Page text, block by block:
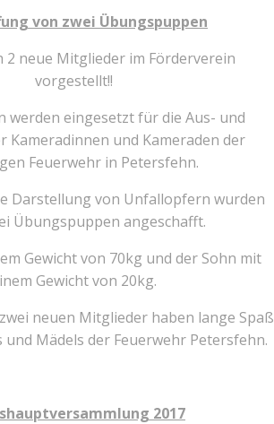
von zwei Übungspuppen
2 neue Mitglieder im Förderverein
vorgestellt!!
werden eingesetzt für die Aus- und
Kameradinnen und Kameraden der
Feuerwehr in Petersfehn.
Darstellung von Unfallopfern wurden
Übungspuppen angeschafft.
Gewicht von 70kg und der Sohn mit
Gewicht von 20kg.
neuen Mitglieder haben lange Spaß
und Mädels der Feuerwehr Petersfehn.
2017